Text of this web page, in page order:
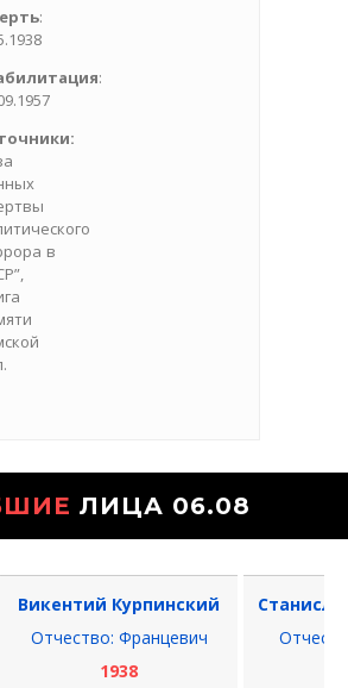
:
:
в
ЛИЦА 06.08
Викентий Курпинский
Отчество: Францевич
1938
Станислав